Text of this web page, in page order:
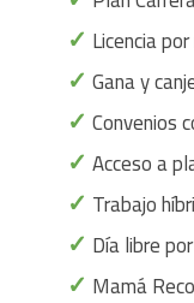
✓ Licencia
✓ Gana y
✓ Convenios
✓ Acceso a
✓ Trabajo
✓ Día libre
✓ Mamá